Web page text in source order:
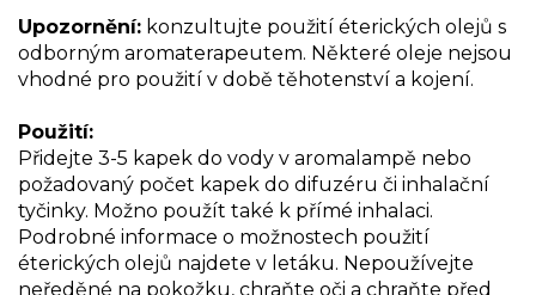
Upozornění: konzultujte použití éterických olejů s
odborným aromaterapeutem. Některé oleje nejsou
vhodné pro použití v době těhotenství a kojení.
Použití:
Přidejte 3-5 kapek do vody v aromalampě nebo
požadovaný počet kapek do difuzéru či inhalační
tyčinky. Možno použít také k přímé inhalaci.
Podrobné informace o možnostech použití
éterických olejů najdete v letáku. Nepoužívejte
neředěné na pokožku, chraňte oči a chraňte před